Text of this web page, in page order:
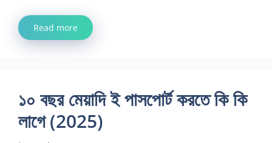
Read more
১০ বছর মেয়াদি ই পাসপোর্ট করতে কি কি
লাগে (2025)